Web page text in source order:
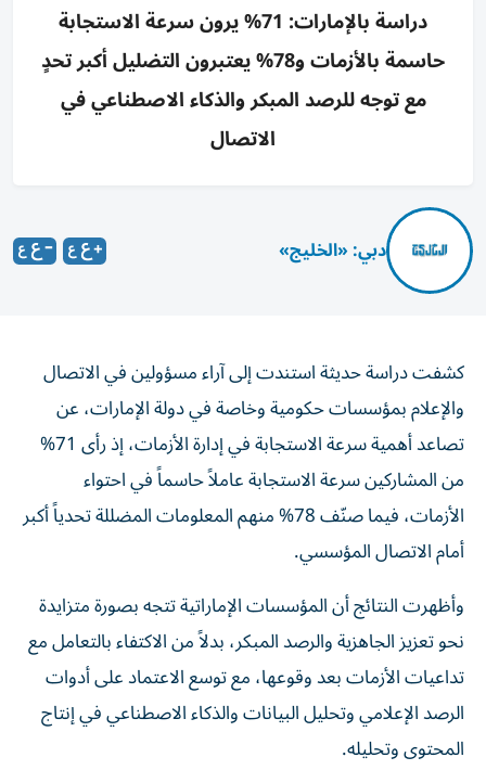
دراسة بالإمارات: 71% يرون سرعة الاستجابة
حاسمة بالأزمات و78% يعتبرون التضليل أكبر تحدٍ
مع توجه للرصد المبكر والذكاء الاصطناعي في
الاتصال
دبي: «الخليج»
كشفت دراسة حديثة استندت إلى آراء مسؤولين في الاتصال
والإعلام بمؤسسات حكومية وخاصة في دولة الإمارات، عن
تصاعد أهمية سرعة الاستجابة في إدارة الأزمات، إذ رأى 71%
من المشاركين سرعة الاستجابة عاملاً حاسماً في احتواء
الأزمات، فيما صنّف 78% منهم المعلومات المضللة تحدياً أكبر
أمام الاتصال المؤسسي.
وأظهرت النتائج أن المؤسسات الإماراتية تتجه بصورة متزايدة
نحو تعزيز الجاهزية والرصد المبكر، بدلاً من الاكتفاء بالتعامل مع
تداعيات الأزمات بعد وقوعها، مع توسع الاعتماد على أدوات
الرصد الإعلامي وتحليل البيانات والذكاء الاصطناعي في إنتاج
المحتوى وتحليله.